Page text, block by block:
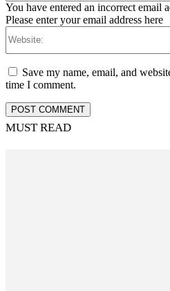
You have entered an incorrect email
Please enter your email address here
Save my name, email, and
time I comment.
MUST READ